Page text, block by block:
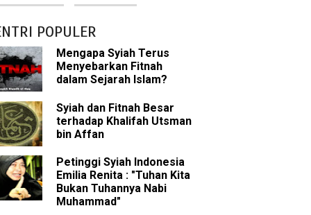
Ilmu Ghaib?
Nabi Pengkhianat?
Nabi
Sunni
bin Affan
POPULER
Mengapa Syiah Terus
Menyebarkan Fitnah
dalam Sejarah Islam?
Syiah dan Fitnah Besar
terhadap Khalifah Utsman
bin Affan
Petinggi Syiah Indonesia
Emilia Renita : "Tuhan Kita
Bukan Tuhannya Nabi
Muhammad"